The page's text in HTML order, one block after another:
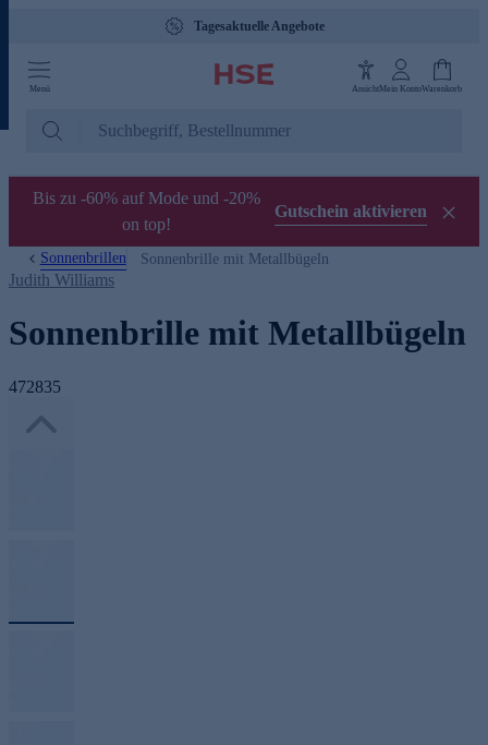
Tagesaktuelle Angebote
Menü AnsichtMein KontoWarenkorb
Bis zu -60% auf Mode und -20%
on top!
Gutschein aktivieren
Sonnenbrillen Sonnenbrille mit Metallbügeln
Judith Williams
Sonnenbrille mit Metallbügeln
472835